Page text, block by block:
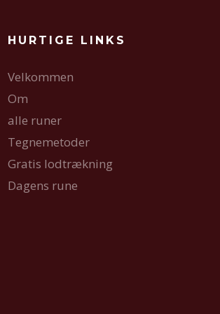
HURTIGE LINKS
Velkommen
Om
alle runer
Tegnemetoder
Gratis lodtrækning
Dagens rune